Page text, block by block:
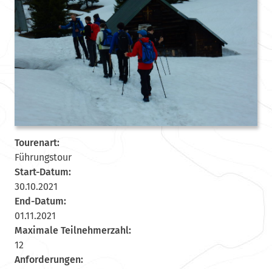
Tourenart:
Führungstour
Start-Datum:
30.10.2021
End-Datum:
01.11.2021
Maximale Teilnehmerzahl:
12
Anforderungen: